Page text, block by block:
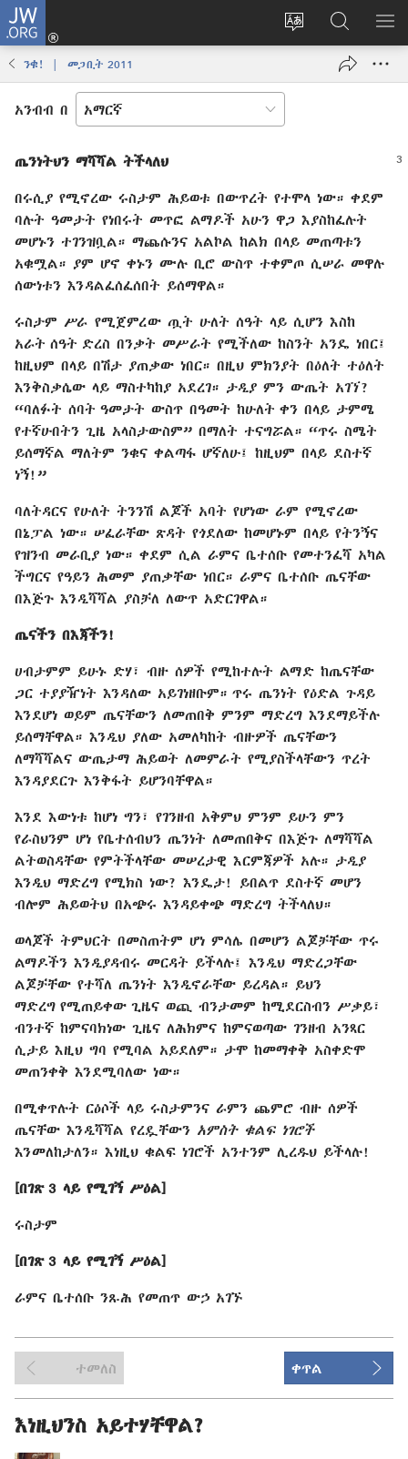
JW.ORG
የድረ
ግባ
(አዲስ
JW.ORG
ላይ
መፈለጊያ
ንቁ! | መጋቢት 2011
አንብብ በ
ጤንነትህን ማሻሻል ትችላለህ
በሩሲያ የሚኖረው ሩስታም ሕይወቱ በውጥረት የተሞላ ነው። ቀደም
ባሉት ዓመታት የነበሩት መጥፎ ልማዶች አሁን ዋጋ እያስከፈሉት
መሆኑን ተገንዝቧል። ማጨሱንና አልኮል ከልክ በላይ መጠጣቱን
አቁሟል። ያም ሆኖ ቀኑን ሙሉ ቢሮ ውስጥ ተቀምጦ ሲሠራ መዋሉ
ሰውነቱን እንዳልፈሰፈሰበት ይሰማዋል።
ሩስታም ሥራ የሚጀምረው ጧት ሁለት ሰዓት ላይ ሲሆን እስከ
አራት ሰዓት ድረስ በንቃት መሥራት የሚችለው ከስንት አንዴ ነበር፤
ከዚህም በላይ በሽታ ያጠቃው ነበር። በዚህ ምክንያት በዕለት ተዕለት
እንቅስቃሴው ላይ ማስተካከያ አደረገ። ታዲያ ምን ውጤት አገኘ?
“ባለፉት ሰባት ዓመታት ውስጥ በዓመት ከሁለት ቀን በላይ ታምሜ
የተኛሁበትን ጊዜ አላስታውስም” በማለት ተናግሯል። “ጥሩ ስሜት
ይሰማኛል ማለትም ንቁና ቀልጣፋ ሆኛለሁ፤ ከዚህም በላይ ደስተኛ
ነኝ!”
ባለትዳርና የሁለት ትንንሽ ልጆች አባት የሆነው ራም የሚኖረው
በኔፓል ነው። ሠፈራቸው ጽዳት የጎደለው ከመሆኑም በላይ የትንኝና
የዝንብ መራቢያ ነው። ቀደም ሲል ራምና ቤተሰቡ የመተንፈሻ አካል
ችግርና የዓይን ሕመም ያጠቃቸው ነበር። ራምና ቤተሰቡ ጤናቸው
በእጅጉ እንዲሻሻል ያስቻለ ለውጥ አድርገዋል።
ጤናችን በእጃችን!
ሀብታምም ይሁኑ ድሃ፣ ብዙ ሰዎች የሚከተሉት ልማድ ከጤናቸው
ጋር ተያያዥነት እንዳለው አይገነዘቡም። ጥሩ ጤንነት የዕድል ጉዳይ
እንደሆነ ወይም ጤናቸውን ለመጠበቅ ምንም ማድረግ እንደማይችሉ
ይሰማቸዋል። እንዲህ ያለው አመለካከት ብዙዎች ጤናቸውን
ለማሻሻልና ውጤታማ ሕይወት ለመምራት የሚያስችላቸውን ጥረት
እንዳያደርጉ እንቅፋት ይሆንባቸዋል።
እንደ እውነቱ ከሆነ ግን፣ የገንዘብ አቅምህ ምንም ይሁን ምን
የራስህንም ሆነ የቤተሰብህን ጤንነት ለመጠበቅና በእጅጉ ለማሻሻል
ልትወስዳቸው የምትችላቸው መሠረታዊ እርምጃዎች አሉ። ታዲያ
እንዲህ ማድረግ የሚክስ ነው? እንዴታ! ይበልጥ ደስተኛ መሆን
ብሎም ሕይወትህ በአጭሩ እንዳይቀጭ ማድረግ ትችላለህ።
ወላጆች ትምህርት በመስጠትም ሆነ ምሳሌ በመሆን ልጆቻቸው ጥሩ
ልማዶችን እንዲያዳብሩ መርዳት ይችላሉ፤ እንዲህ ማድረጋቸው
ልጆቻቸው የተሻለ ጤንነት እንዲኖራቸው ይረዳል። ይህን
ማድረግ የሚጠይቀው ጊዜና ወጪ ብንታመም ከሚደርስብን ሥቃይ፣
ብንተኛ ከምናባክነው ጊዜና ለሕክምና ከምናወጣው ገንዘብ አንጻር
ሲታይ እዚህ ግባ የሚባል አይደለም። ታሞ ከመማቀቅ አስቀድሞ
መጠንቀቅ እንደሚባለው ነው።
በሚቀጥሉት ርዕሶች ላይ ሩስታምንና ራምን ጨምሮ ብዙ ሰዎች
ጤናቸው እንዲሻሻል የረዷቸውን አምስት ቁልፍ ነገሮች
እንመለከታለን። እነዚህ ቁልፍ ነገሮች አንተንም ሊረዱህ ይችላሉ!
[በገጽ 3 ላይ የሚገኝ ሥዕል]
ሩስታም
[በገጽ 3 ላይ የሚገኝ ሥዕል]
ራምና ቤተሰቡ ንጹሕ የመጠጥ ውኃ አገኙ
ተመለስ ቀጥል
እነዚህንስ አይተሃቸዋል?